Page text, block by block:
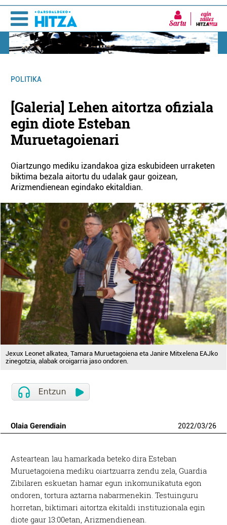
Sartu
POLITIKA
[Galeria] Lehen aitortza ofiziala
egin diote Esteban
Muruetagoienari
Oiartzungo mediku izandakoa giza eskubideen urraketen
biktima bezala aitortu du udalak gaur goizean,
Arizmendienean egindako ekitaldian.
Jexux Leonet alkatea, Tamara Muruetagoiena eta Janire Mitxelena EAJko
zinegotzia, alabak oroigarria jaso ondoren.
Olaia Gerendiain 2022/03/26
Asteartean lau hamarkada beteko dira Esteban
Muruetagoiena mediku oiartzuarra zendu zela, Guardia
Zibilaren eskuetan hamar egun inkomunikatuta egon
ondoren, tortura aztarna nabarmenekin. Testuinguru
horretan, biktimari aitortza ekitaldi instituzionala egin
diote gaur 13:00etan, Arizmendienean.